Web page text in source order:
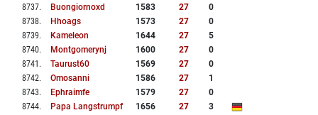
8737. Buongiornoxd 1583 27
0
8738. Hhoags 1573 27
0
8739. Kameleon 1644 27
5
8740. Montgomerynj 1600 27
0
8741 . Taurust60 1569 27
0
8742. Omosanni 1586 27
1
8743. Ephraimfe 1579 27
0
8744. Papa Langstrumpf 1656 27
3